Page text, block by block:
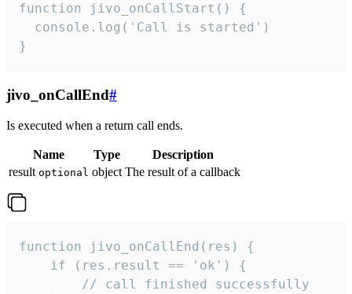
function jivo_onCallStart() {
  console.log('Call is started')
}
jivo_onCallEnd#
Is executed when a return call ends.
Name Type
Description
result optional object The result of a callback
function jivo_onCallEnd(res) {
    if (res.result == 'ok') {
        // call finished successfully